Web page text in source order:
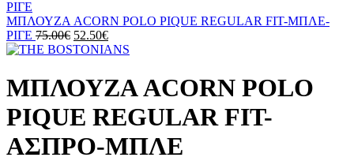
38.50€.
ΜΠΛΟΥΖΑ ACORN POLO PIQUE REGULAR FIT-ΜΠΛΕ-
ΡΙΓΕ 75.00€ Original
price
75.00€.
52.50€Η
τρέχουσα
είναι:
52.50€.
ΜΠΛΟΥΖΑ ACORN POLO
PIQUE REGULAR FIT-
ΑΣΠΡΟ-ΜΠΛΕ